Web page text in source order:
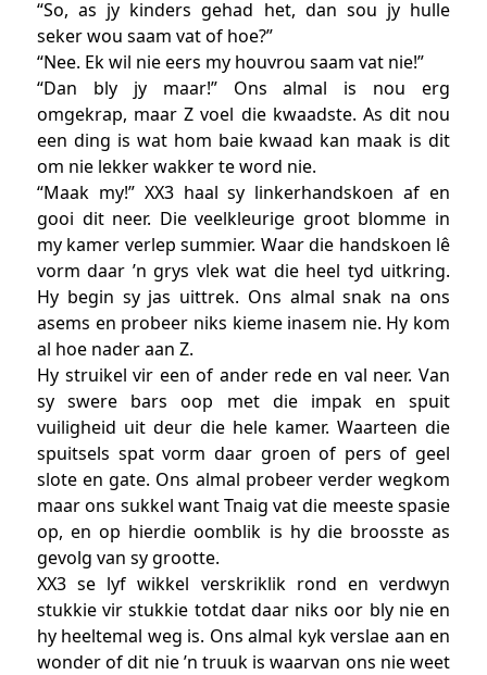
“So, as jy kinders gehad het, dan sou jy hulle
seker wou saam vat of hoe?”
“Nee. Ek wil nie eers my houvrou saam vat nie!”
“Dan bly jy maar!” Ons almal is nou erg
omgekrap, maar Z voel die kwaadste. As dit nou
een ding is wat hom baie kwaad kan maak is dit
om nie lekker wakker te word nie.
“Maak my!” XX3 haal sy linkerhandskoen af en
gooi dit neer. Die veelkleurige groot blomme in
my kamer verlep summier. Waar die handskoen lê
vorm daar ’n grys vlek wat die heel tyd uitkring.
Hy begin sy jas uittrek. Ons almal snak na ons
asems en probeer niks kieme inasem nie. Hy kom
al hoe nader aan Z.
Hy struikel vir een of ander rede en val neer. Van
sy swere bars oop met die impak en spuit
vuiligheid uit deur die hele kamer. Waarteen die
spuitsels spat vorm daar groen of pers of geel
slote en gate. Ons almal probeer verder wegkom
maar ons sukkel want Tnaig vat die meeste spasie
op, en op hierdie oomblik is hy die broosste as
gevolg van sy grootte.
XX3 se lyf wikkel verskriklik rond en verdwyn
stukkie vir stukkie totdat daar niks oor bly nie en
hy heeltemal weg is. Ons almal kyk verslae aan en
wonder of dit nie ’n truuk is waarvan ons nie weet